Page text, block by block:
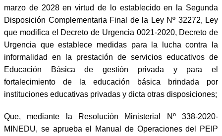
marzo de 2028 en virtud de lo establecido en la Segunda
Disposición Complementaria Final de la Ley Nº 32272, Ley
que modifica el Decreto de Urgencia 0021-2020, Decreto de
Urgencia que establece medidas para la lucha contra la
informalidad en la prestación de servicios educativos de
Educación Básica de gestión privada y para el
fortalecimiento de la educación básica brindada por
instituciones educativas privadas y dicta otras disposiciones;
Que, mediante la Resolución Ministerial Nº 338-2020-
MINEDU, se aprueba el Manual de Operaciones del PEIP